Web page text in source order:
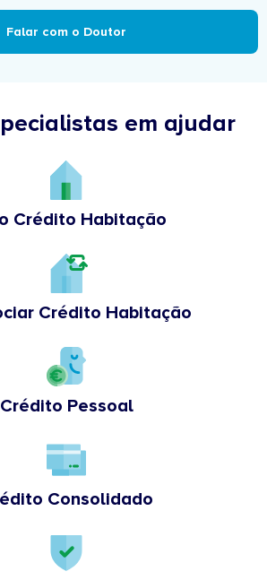
Falar com o Doutor
em ajudar
Crédito Habitação
Crédito Habitação
Crédito Pessoal
Consolidado